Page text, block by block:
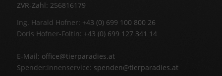
ZVR-Zahl: 256816179
Ing. Harald Hofner: +43 (0) 699 100 800 26
Doris Hofner-Foltin: +43 (0) 699 127 341 14
E-Mail: office@tierparadies.at
Spender:innenservice: spenden@tierparadies.at